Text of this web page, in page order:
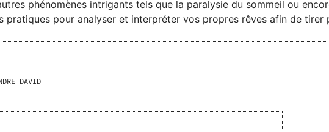
phénomènes intrigants tels que la paralysie du sommeil ou
pratiques pour analyser et interpréter vos propres rêves afin de tirer
définis dans l’inconscient collectif, offrant une interprétation
DAVID